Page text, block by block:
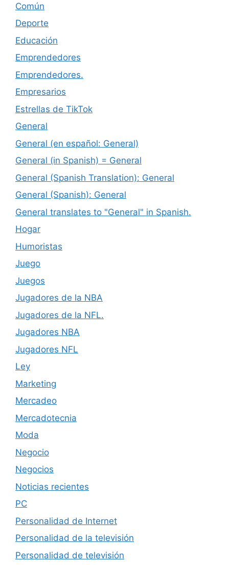
Común
Deporte
Educación
Emprendedores
Emprendedores.
Empresarios
Estrellas de TikTok
General
General (en español: General)
General (in Spanish) = General
General (Spanish Translation): General
General (Spanish): General
General translates to "General" in Spanish.
Hogar
Humoristas
Juego
Juegos
Jugadores de la NBA
Jugadores de la NFL.
Jugadores NBA
Jugadores NFL
Ley
Marketing
Mercadeo
Mercadotecnia
Moda
Negocio
Negocios
Noticias recientes
PC
Personalidad de Internet
Personalidad de la televisión
Personalidad de televisión